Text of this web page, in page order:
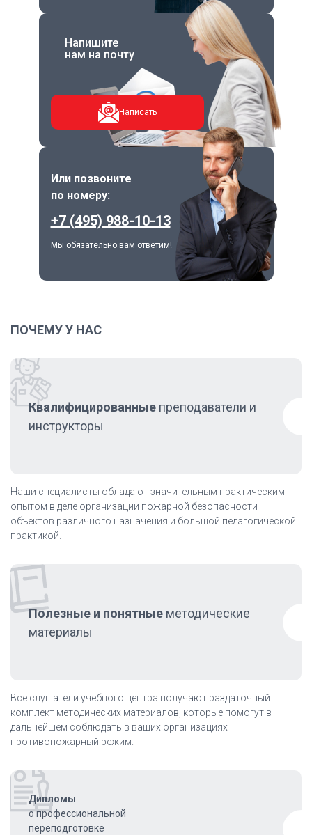
Напишите
нам на почту
Написать
Или позвоните
по номеру:
+7 (495) 988-10-13
Мы обязательно вам ответим!
ПОЧЕМУ У НАС
Квалифицированные преподаватели и
инструкторы
Наши специалисты обладают значительным практическим
опытом в деле организации пожарной безопасности
объектов различного назначения и большой педагогической
практикой.
Полезные и понятные методические
материалы
Все слушатели учебного центра получают раздаточный
комплект методических материалов, которые помогут в
дальнейшем соблюдать в ваших организациях
противопожарный режим.
Дипломы
о профессиональной
переподготовке